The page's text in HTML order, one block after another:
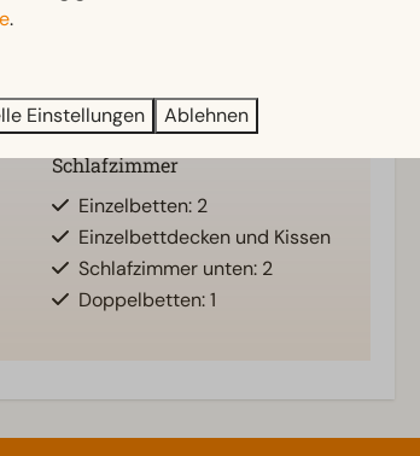
Gartenmöbel
Schlafzimmer
Einzelbetten: 2
Einzelbettdecken und Kissen
Schlafzimmer unten: 2
Doppelbetten: 1
.
Einstellungen Ablehnen